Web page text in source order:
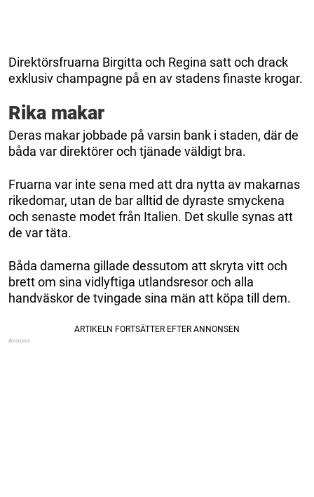
Direktörsfruarna Birgitta och Regina satt och drack
exklusiv champagne på en av stadens finaste krogar.
Rika makar
Deras makar jobbade på varsin bank i staden, där de
båda var direktörer och tjänade väldigt bra.
Fruarna var inte sena med att dra nytta av makarnas
rikedomar, utan de bar alltid de dyraste smyckena
och senaste modet från Italien. Det skulle synas att
de var täta.
Båda damerna gillade dessutom att skryta vitt och
brett om sina vidlyftiga utlandsresor och alla
handväskor de tvingade sina män att köpa till dem.